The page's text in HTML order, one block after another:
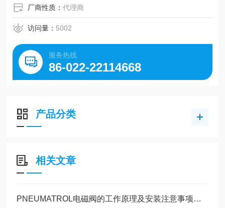
厂商性质：代理商
访问量： 5002
服务热线
86-022-22114668
产品分类
相关文章
PNEUMATROL电磁阀的工作原理及安装注意事项介绍